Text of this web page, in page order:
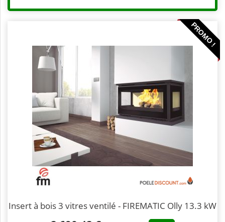
PROMO !
Insert à bois 3 vitres ventilé - FIREMATIC Olly 13.3 kW